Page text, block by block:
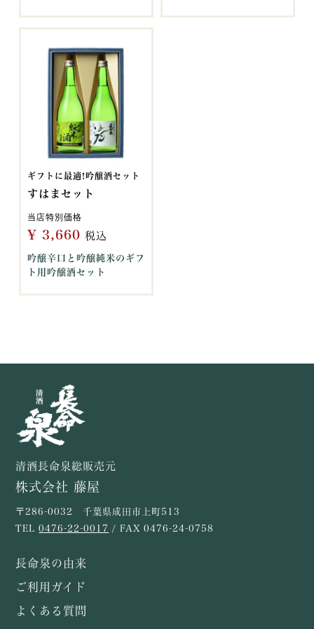
ギフトに最適!吟醸酒セット
すはまセット
当店特別価格
¥ 3,660 税込
吟醸辛口と吟醸純米のギフ
ト用吟醸酒セット
清酒長命泉総販売元
株式会社 藤屋
〒286-0032 千葉県成田市上町513
TEL0476-22-0017 / FAX 0476-24-0758
長命泉の由来
ご利用ガイド
よくある質問